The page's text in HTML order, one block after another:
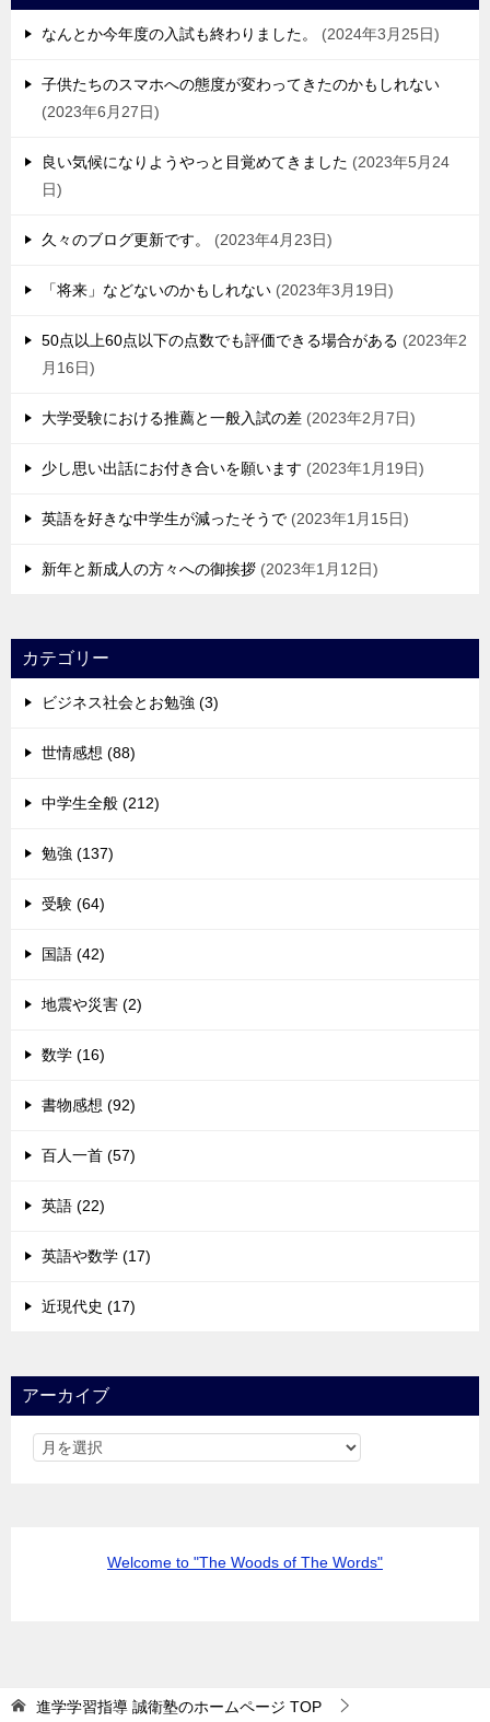
なんとか今年度の入試も終わりました。 2024年3月25日
子供たちのスマホへの態度が変わってきたのかもしれない
2023年6月27日
良い気候になりようやっと目覚めてきました
2023年5月24
日
久々のブログ更新です。 2023年4月23日
「将来」などないのかもしれない 2023年3月19日
50点以上60点以下の点数でも評価できる場合がある
2023年2
月16日
大学受験における推薦と一般入試の差 2023年2月7日
少し思い出話にお付き合いを願います 2023年1月19日
英語を好きな中学生が減ったそうで 2023年1月15日
新年と新成人の方々への御挨拶 2023年1月12日
カテゴリー
ビジネス社会とお勉強 (3)
世情感想 (88)
中学生全般 (212)
勉強 (137)
受験 (64)
国語 (42)
地震や災害 (2)
数学 (16)
書物感想 (92)
百人一首 (57)
英語 (22)
英語や数学 (17)
近現代史 (17)
アーカイブ
Welcome to "The Woods of The Words"
進学学習指導 誠衛塾のホームページ TOP